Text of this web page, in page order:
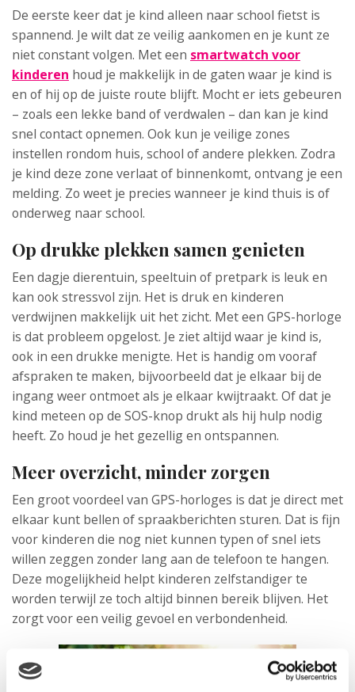
De eerste keer dat je kind alleen naar school fietst is
spannend. Je wilt dat ze veilig aankomen en je kunt ze
niet constant volgen. Met een smartwatch voor
kinderen houd je makkelijk in de gaten waar je kind is
en of hij op de juiste route blijft. Mocht er iets gebeuren
– zoals een lekke band of verdwalen – dan kan je kind
snel contact opnemen. Ook kun je veilige zones
instellen rondom huis, school of andere plekken. Zodra
je kind deze zone verlaat of binnenkomt, ontvang je een
melding. Zo weet je precies wanneer je kind thuis is of
onderweg naar school.
Op drukke plekken samen genieten
Een dagje dierentuin, speeltuin of pretpark is leuk en
kan ook stressvol zijn. Het is druk en kinderen
verdwijnen makkelijk uit het zicht. Met een GPS-horloge
is dat probleem opgelost. Je ziet altijd waar je kind is,
ook in een drukke menigte. Het is handig om vooraf
afspraken te maken, bijvoorbeeld dat je elkaar bij de
ingang weer ontmoet als je elkaar kwijtraakt. Of dat je
kind meteen op de SOS-knop drukt als hij hulp nodig
heeft. Zo houd je het gezellig en ontspannen.
Meer overzicht, minder zorgen
Een groot voordeel van GPS-horloges is dat je direct met
elkaar kunt bellen of spraakberichten sturen. Dat is fijn
voor kinderen die nog niet kunnen typen of snel iets
willen zeggen zonder lang aan de telefoon te hangen.
Deze mogelijkheid helpt kinderen zelfstandiger te
worden terwijl ze toch altijd binnen bereik blijven. Het
zorgt voor een veilig gevoel en verbondenheid.